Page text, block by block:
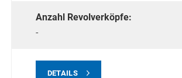
Anzahl Revolverköpfe:
-
DETAILS